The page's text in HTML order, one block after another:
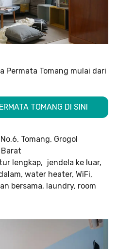
Permata Tomang mulai dari
TOMANG DI SINI
Tomang, Grogol
lengkap, jendela ke luar,
water heater, WiFi,
bersama, laundry, room